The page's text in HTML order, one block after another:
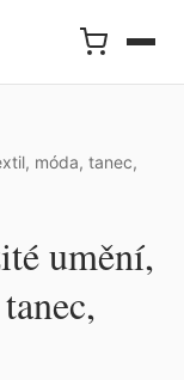
móda, tanec,
umění,